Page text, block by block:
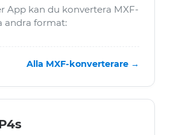
App kan du konvertera MXF-
andra format:
Alla MXF-konverterare →